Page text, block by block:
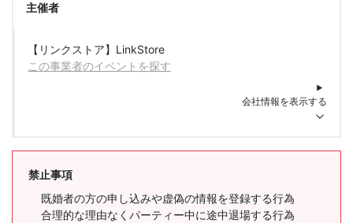
主催者
【リンクストア】LinkStore
この事業者のイベントを探す
会社情報を表示する
禁止事項
既婚者の方の申し込みや虚偽の情報を登録する行為
合理的な理由なくパーティー中に途中退場する行為